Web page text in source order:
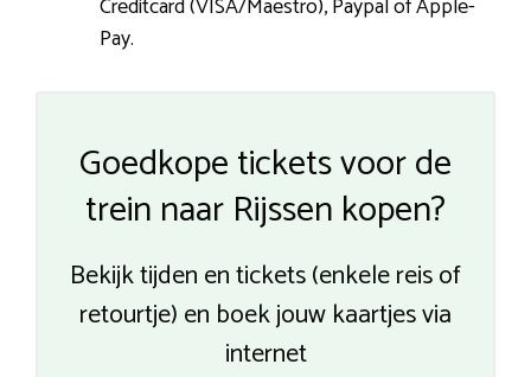
Pay.
Goedkope tickets voor de
trein naar Rijssen kopen?
Bekijk tijden en tickets (enkele reis of
retourtje) en boek jouw kaartjes via
internet